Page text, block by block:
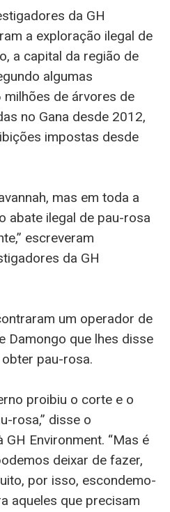
da GH
a exploração ilegal de
a capital da região de
algumas
de árvores de
no Gana desde 2012,
impostas desde
mas em toda a
abate ilegal de pau-rosa
escreveram
da GH
um operador de
Damongo que lhes disse
pau-rosa.
proibiu o corte e o
rosa,” disse o
Environment. “Mas é
deixar de fazer,
por isso, escondemo-
aqueles que precisam